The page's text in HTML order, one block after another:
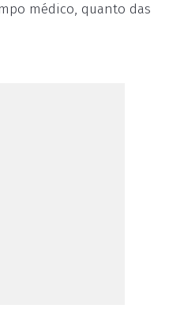
médico, quanto das